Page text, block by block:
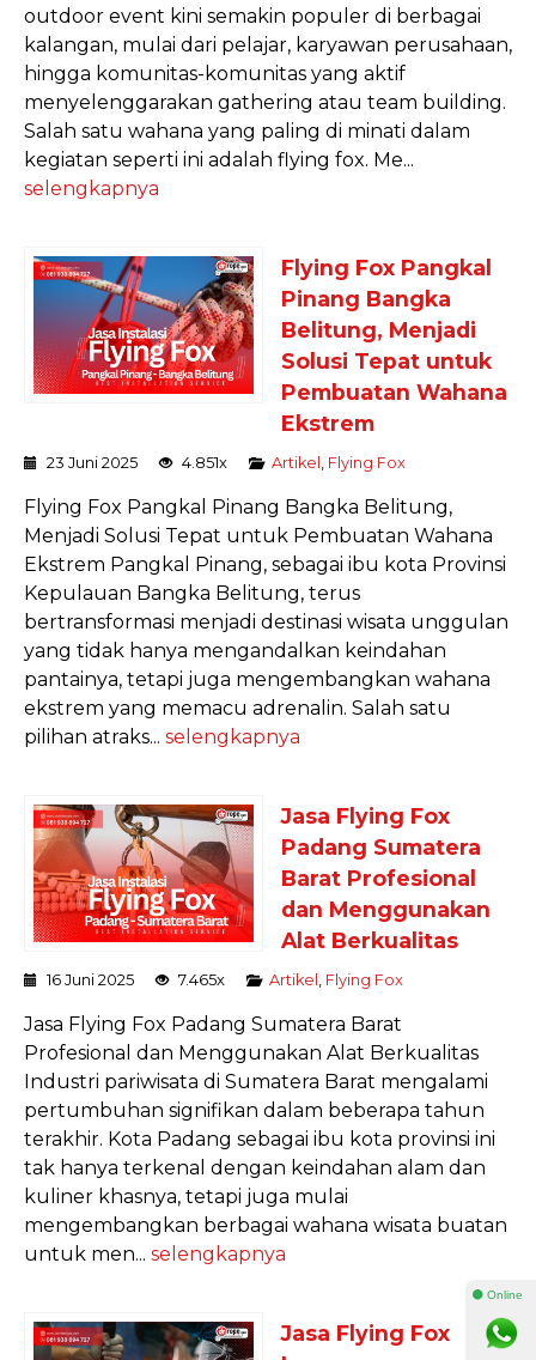
outdoor event kini semakin populer di berbagai
kalangan, mulai dari pelajar, karyawan perusahaan,
hingga komunitas-komunitas yang aktif
menyelenggarakan gathering atau team building.
Salah satu wahana yang paling di minati dalam
kegiatan seperti ini adalah flying fox. Me...
selengkapnya
Flying Fox Pangkal
Pinang Bangka
Belitung, Menjadi
Solusi Tepat untuk
Pembuatan Wahana
Ekstrem
23 Juni 2025 4.851x Artikel Flying Fox
Flying Fox Pangkal Pinang Bangka Belitung,
Menjadi Solusi Tepat untuk Pembuatan Wahana
Ekstrem Pangkal Pinang, sebagai ibu kota Provinsi
Kepulauan Bangka Belitung, terus
bertransformasi menjadi destinasi wisata unggulan
yang tidak hanya mengandalkan keindahan
pantainya, tetapi juga mengembangkan wahana
ekstrem yang memacu adrenalin. Salah satu
pilihan atraks... selengkapnya
Jasa Flying Fox
Padang Sumatera
Barat Profesional
dan Menggunakan
Alat Berkualitas
16 Juni 2025 7.465x Artikel Flying Fox
Jasa Flying Fox Padang Sumatera Barat
Profesional dan Menggunakan Alat Berkualitas
Industri pariwisata di Sumatera Barat mengalami
pertumbuhan signifikan dalam beberapa tahun
terakhir. Kota Padang sebagai ibu kota provinsi ini
tak hanya terkenal dengan keindahan alam dan
kuliner khasnya, tetapi juga mulai
mengembangkan berbagai wahana wisata buatan
untuk men... selengkapnya
Jasa Flying Fox
⚫ Online